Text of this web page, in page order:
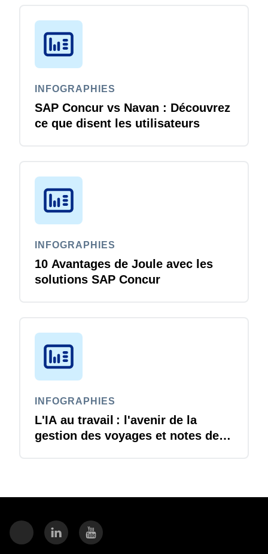
INFOGRAPHIES
SAP Concur vs Navan : Découvrez
ce que disent les utilisateurs
INFOGRAPHIES
10 Avantages de Joule avec les
solutions SAP Concur
INFOGRAPHIES
L'IA au travail : l'avenir de la
gestion des voyages et notes de